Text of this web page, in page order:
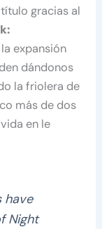
gracias al
expansión
dándonos
la friolera de
más de dos
en le
have
Night